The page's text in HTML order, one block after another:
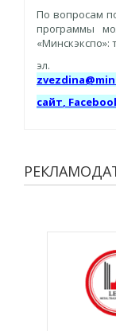
По вопросам
программы
«Минскэкспо»:
эл.
сайт,